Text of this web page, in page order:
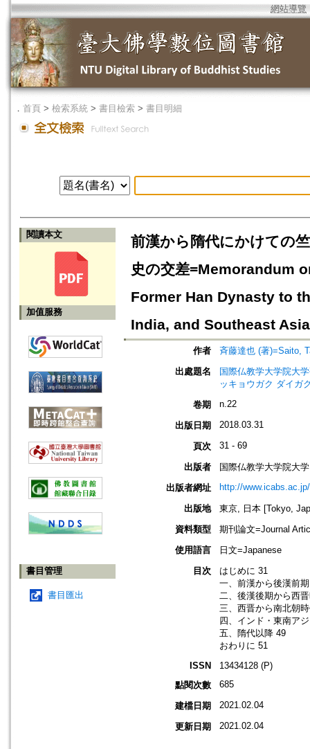
網站導覽
． 首頁 > 檢索系統 > 書目檢索 > 書目明細
閱讀本文
加值服務
書目管理
書目匯出
前漢から隋代にかけての
史の交差=Memorandum
Former Han Dynasty to
India, and Southeast Asia
作者
斉藤達也 (著)=Saito,
出處題名
国際仏教学大学院大
ッキョウガク ダイガ
卷期
n.22
出版日期 2018.03.31
頁次 31 - 69
出版者
国際仏教学大学院大学
出版者網址
http://www.icabs.ac.jp/
出版地
東京, 日本 [Tokyo,
資料類型
期刊論文=Journal
使用語言
日文=Japanese
目次
はじめに 31
一、前漢から後漢前
二、後漢後期から西
三、西晋から南北朝
四、インド・東南ア
五、隋代以降 49
おわりに 51
ISSN
13434128 (P)
點閱次數
685
建檔日期 2021.02.04
更新日期 2021.02.04